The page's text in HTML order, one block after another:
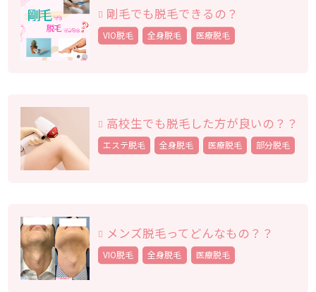
剛毛でも脱毛できるの？
VIO脱毛 全身脱毛 医療脱毛
高校生でも脱毛した方が良いの？？
エステ脱毛 全身脱毛 医療脱毛 部分脱毛
メンズ脱毛ってどんなもの？？
VIO脱毛 全身脱毛 医療脱毛